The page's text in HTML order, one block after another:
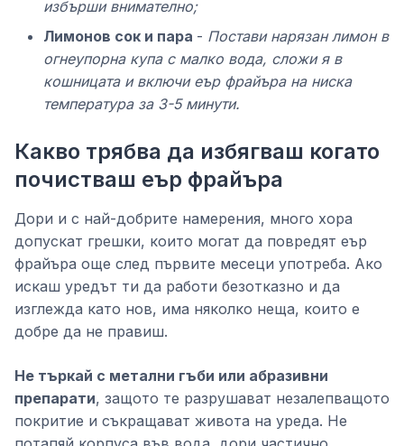
избърши внимателно;
Лимонов сок и пара - Постави нарязан лимон в
огнеупорна купа с малко вода, сложи я в
кошницата и включи еър фрайъра на ниска
температура за 3-5 минути.
Какво трябва да избягваш когато
почистваш еър фрайъра
Дори и с най-добрите намерения, много хора
допускат грешки, които могат да повредят еър
фрайъра още след първите месеци употреба. Ако
искаш уредът ти да работи безотказно и да
изглежда като нов, има няколко неща, които е
добре да не правиш.
Не търкай с метални гъби или абразивни
препарати, защото те разрушават незалепващото
покритие и съкращават живота на уреда. Не